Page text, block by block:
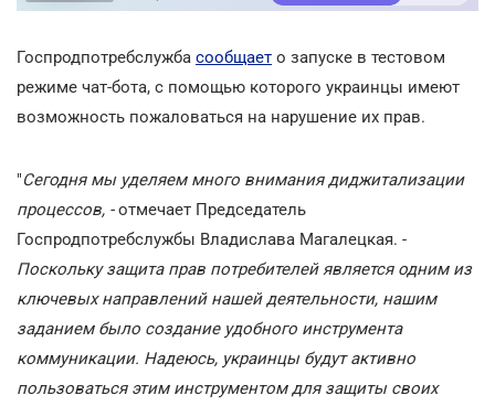
Госпродпотребслужба сообщает о запуске в тестовом
режиме чат-бота, с помощью которого украинцы имеют
возможность пожаловаться на нарушение их прав.
"Сегодня мы уделяем много внимания диджитализации
процессов, -отмечает Председатель
Госпродпотребслужбы Владислава Магалецкая. -
Поскольку защита прав потребителей является одним из
ключевых направлений нашей деятельности, нашим
заданием было создание удобного инструмента
коммуникации. Надеюсь, украинцы будут активно
пользоваться этим инструментом для защиты своих